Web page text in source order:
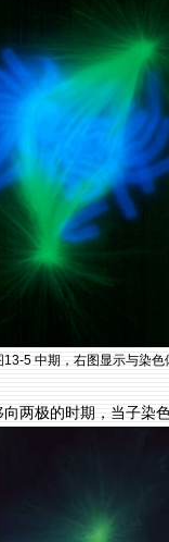
13-5中期，右图显示与染
两极的时期，当子染